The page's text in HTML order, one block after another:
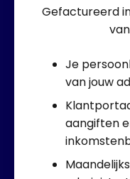
Gefactureerd
Je
van jouw
aangiften